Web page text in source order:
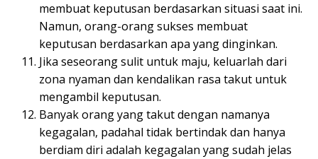
membuat keputusan berdasarkan situasi saat ini.
Namun, orang-orang sukses membuat
keputusan berdasarkan apa yang dinginkan.
Jika seseorang sulit untuk maju, keluarlah dari
zona nyaman dan kendalikan rasa takut untuk
mengambil keputusan.
Banyak orang yang takut dengan namanya
kegagalan, padahal tidak bertindak dan hanya
berdiam diri adalah kegagalan yang sudah jelas